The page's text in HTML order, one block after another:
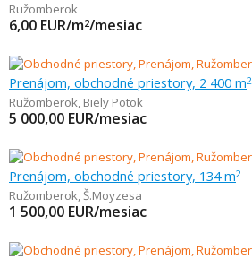
Ružomberok
6,00 EUR/m2/mesiac
Prenájom, obchodné priestory, 2 400 m2
Ružomberok, Biely Potok
5 000,00 EUR/mesiac
Prenájom, obchodné priestory, 134 m2
Ružomberok,Š.Moyzesa
1 500,00 EUR/mesiac